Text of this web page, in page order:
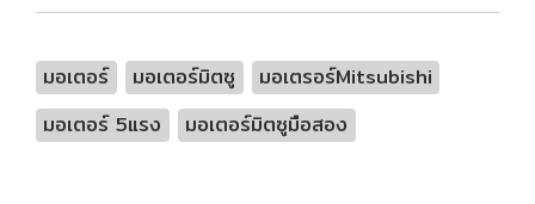
มอเตอร์ มอเตอร์มิตซู
มอเตรอร์Mitsubishi
มอเตอร์ 5แรง
มอเตอร์มิตซูมือสอง